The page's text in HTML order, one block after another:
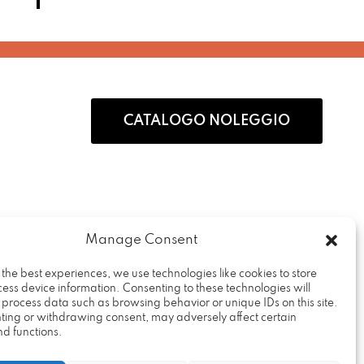
Manage Consent
the best experiences, we use technologies like cookies to store
device information. Consenting to these technologies will
data such as browsing behavior or unique IDs on this site.
or withdrawing consent, may adversely affect certain
functions.
CATALOGO NOLEGGIO
Rental Design Srl
Via Fratelli Cervi, 19